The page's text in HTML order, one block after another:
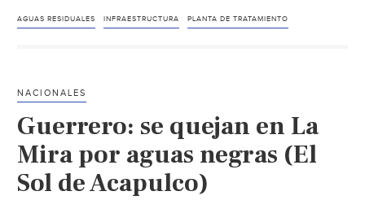
AGUAS RESIDUALES INFRAESTRUCTURA PLANTA DE TRATAMIENTO
NACIONALES
Guerrero: se quejan en La
Mira por aguas negras (El
Sol de Acapulco)